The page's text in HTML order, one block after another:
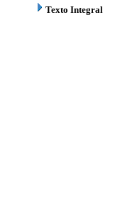
Texto Integral